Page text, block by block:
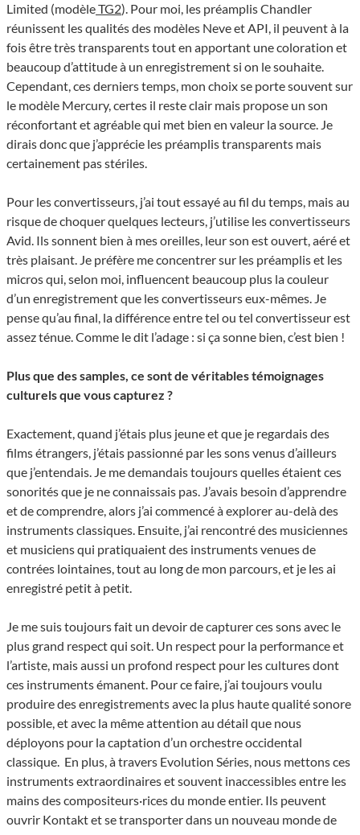
Limited (modèleTG2). Pour moi, les préamplis Chandler
réunissent les qualités des modèles Neve et API, il peuvent à la
fois être très transparents tout en apportant une coloration et
beaucoup d’attitude à un enregistrement si on le souhaite.
Cependant, ces derniers temps, mon choix se porte souvent sur
le modèle Mercury, certes il reste clair mais propose un son
réconfortant et agréable qui met bien en valeur la source. Je
dirais donc que j’apprécie les préamplis transparents mais
certainement pas stériles.
Pour les convertisseurs, j’ai tout essayé au fil du temps, mais au
risque de choquer quelques lecteurs, j’utilise les convertisseurs
Avid. Ils sonnent bien à mes oreilles, leur son est ouvert, aéré et
très plaisant. Je préfère me concentrer sur les préamplis et les
micros qui, selon moi, influencent beaucoup plus la couleur
d’un enregistrement que les convertisseurs eux-mêmes. Je
pense qu’au final, la différence entre tel ou tel convertisseur est
assez ténue. Comme le dit l’adage : si ça sonne bien, c’est bien !
Plus que des samples, ce sont de véritables témoignages
culturels que vous capturez ?
Exactement, quand j’étais plus jeune et que je regardais des
films étrangers, j’étais passionné par les sons venus d’ailleurs
que j’entendais. Je me demandais toujours quelles étaient ces
sonorités que je ne connaissais pas. J’avais besoin d’apprendre
et de comprendre, alors j’ai commencé à explorer au-delà des
instruments classiques. Ensuite, j’ai rencontré des musiciennes
et musiciens qui pratiquaient des instruments venues de
contrées lointaines, tout au long de mon parcours, et je les ai
enregistré petit à petit.
Je me suis toujours fait un devoir de capturer ces sons avec le
plus grand respect qui soit. Un respect pour la performance et
l’artiste, mais aussi un profond respect pour les cultures dont
ces instruments émanent. Pour ce faire, j’ai toujours voulu
produire des enregistrements avec la plus haute qualité sonore
possible, et avec la même attention au détail que nous
déployons pour la captation d’un orchestre occidental
classique. En plus, à travers Evolution Séries, nous mettons ces
instruments extraordinaires et souvent inaccessibles entre les
mains des compositeurs·rices du monde entier. Ils peuvent
ouvrir Kontakt et se transporter dans un nouveau monde de